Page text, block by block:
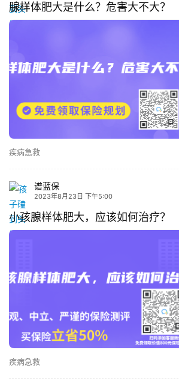
腺样体肥大是什么？危害大不大？
疾病急救
谱蓝保
2023年8月23日 下午5:00
小孩腺样体肥大，应该如何治疗？
疾病急救